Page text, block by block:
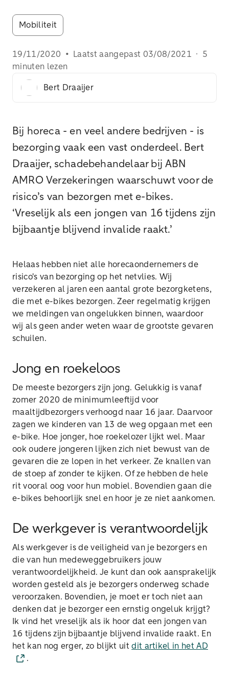
Mobiliteit
19/11/2020 • Laatst aangepast 03/08/2021 ·
5
minuten lezen
Bert Draaijer
Bij horeca - en veel andere bedrijven - is
bezorging vaak een vast onderdeel. Bert
Draaijer, schadebehandelaar bij ABN
AMRO Verzekeringen waarschuwt voor de
risico’s van bezorgen met e-bikes.
‘Vreselijk als een jongen van 16 tijdens zijn
bijbaantje blijvend invalide raakt.’
Helaas hebben niet alle horecaondernemers de
risico's van bezorging op het netvlies. Wij
verzekeren al jaren een aantal grote bezorgketens,
die met e-bikes bezorgen. Zeer regelmatig krijgen
we meldingen van ongelukken binnen, waardoor
wij als geen ander weten waar de grootste gevaren
schuilen.
Jong en roekeloos
De meeste bezorgers zijn jong. Gelukkig is vanaf
zomer 2020 de minimumleeftijd voor
maaltijdbezorgers verhoogd naar 16 jaar. Daarvoor
zagen we kinderen van 13 de weg opgaan met een
e-bike. Hoe jonger, hoe roekelozer lijkt wel. Maar
ook oudere jongeren lijken zich niet bewust van de
gevaren die ze lopen in het verkeer. Ze knallen van
de stoep af zonder te kijken. Of ze hebben de hele
rit vooral oog voor hun mobiel. Bovendien gaan die
e-bikes behoorlijk snel en hoor je ze niet aankomen.
De werkgever is verantwoordelijk
Als werkgever is de veiligheid van je bezorgers en
die van hun medeweggebruikers jouw
verantwoordelijkheid. Je kunt dan ook aansprakelijk
worden gesteld als je bezorgers onderweg schade
veroorzaken. Bovendien, je moet er toch niet aan
denken dat je bezorger een ernstig ongeluk krijgt?
Ik vind het vreselijk als ik hoor dat een jongen van
16 tijdens zijn bijbaantje blijvend invalide raakt. En
het kan nog erger, zo blijkt uitdit artikel in het AD
.